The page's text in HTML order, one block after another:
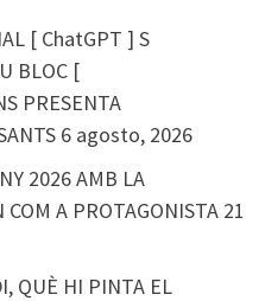
[ ChatGPT ] S
BLOC [
PRESENTA
6 agosto, 2026
2026 AMB LA
A PROTAGONISTA 21
QUÈ HI PINTA EL